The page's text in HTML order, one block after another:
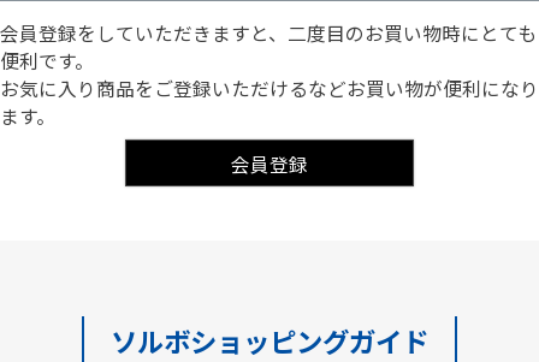
会員登録をしていただきますと、二度目のお買い物時にとても
便利です。
お気に入り商品をご登録いただけるなどお買い物が便利になり
ます。
会員登録
ソルボショッピングガイド